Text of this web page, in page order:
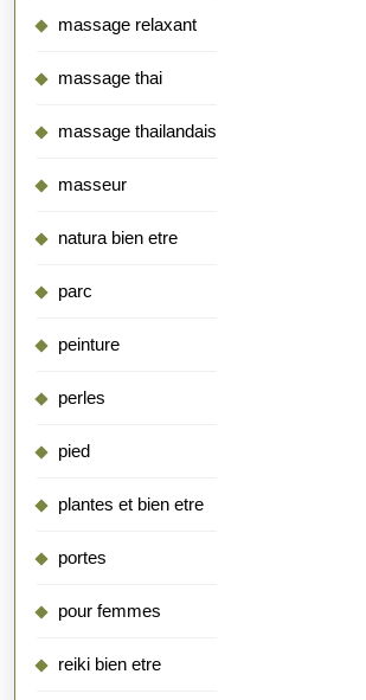
massage relaxant
massage thai
massage thailandais
masseur
natura bien etre
parc
peinture
perles
pied
plantes et bien etre
portes
pour femmes
reiki bien etre